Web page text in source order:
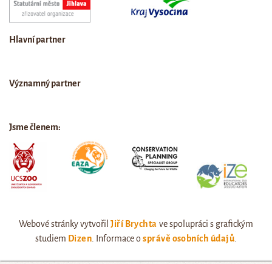
Hlavní partner
Významný partner
Jsme členem:
Webové stránky vytvořilJiří Brychta ve spolupráci s grafickým
studiem Dizen . Informace osprávě osobních údajů